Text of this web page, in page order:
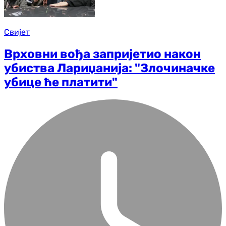
Свијет
Врховни вођа запријетио након
убиства Лариџанија: "Злочиначке
убице ће платити"